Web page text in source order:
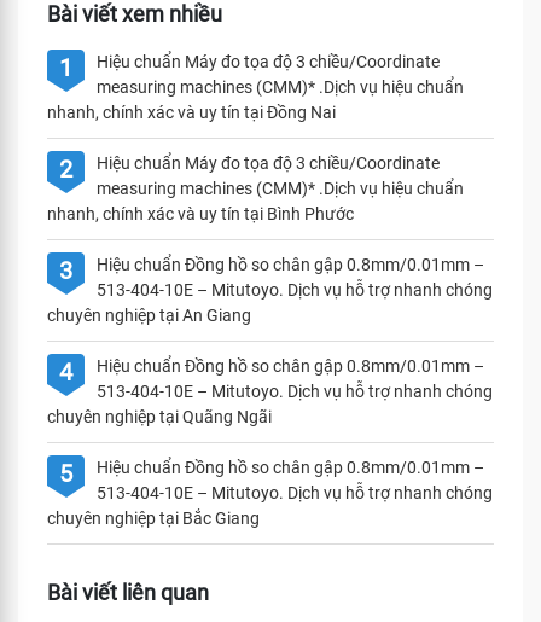
Bài viết xem nhiều
1
Hiệu chuẩn Máy đo tọa độ 3 chiều/Coordinate
measuring machines (CMM)* .Dịch vụ hiệu chuẩn
nhanh, chính xác và uy tín tại Đồng Nai
2
Hiệu chuẩn Máy đo tọa độ 3 chiều/Coordinate
measuring machines (CMM)* .Dịch vụ hiệu chuẩn
nhanh, chính xác và uy tín tại Bình Phước
3
Hiệu chuẩn Đồng hồ so chân gập 0.8mm/0.01mm –
513-404-10E – Mitutoyo. Dịch vụ hỗ trợ nhanh chóng
chuyên nghiệp tại An Giang
4
Hiệu chuẩn Đồng hồ so chân gập 0.8mm/0.01mm –
513-404-10E – Mitutoyo. Dịch vụ hỗ trợ nhanh chóng
chuyên nghiệp tại Quãng Ngãi
5
Hiệu chuẩn Đồng hồ so chân gập 0.8mm/0.01mm –
513-404-10E – Mitutoyo. Dịch vụ hỗ trợ nhanh chóng
chuyên nghiệp tại Bắc Giang
Bài viết liên quan